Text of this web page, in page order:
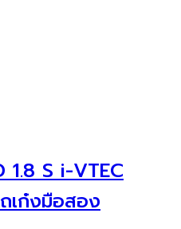
S i-VTEC
เก๋งมือสอง